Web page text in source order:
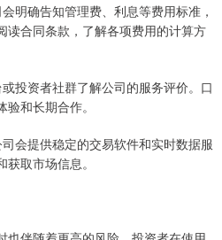
明确告知管理费、利息等费用标准，
读合同条款，了解各项费用的计算方
投资者社群了解公司的服务评价。口
和长期合作。
会提供稳定的交易软件和实时数据服
取市场信息。